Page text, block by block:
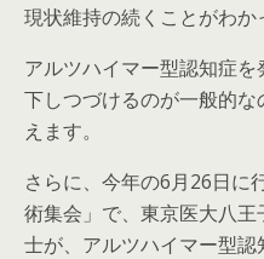
現状維持の続くことがわか
アルツハイマー型認知症
下しつづけるのが一般的
えます。
さらに、今年の6月26日に
術集会」で、東京医大八
士が、アルツハイマー型